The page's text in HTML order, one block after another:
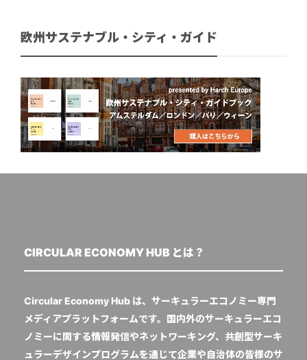
欧州サステナブル・シティ・ガイド
CIRCULAR ECONOMY HUB とは？
Circular Economy Hub は、サーキュラーエコノミー専門
メディアプラットフォームです。国内外のサーキュラーエコ
ノミーに関する情報発信やネットワーキング、共創型サーキ
ュラーデザインプログラムを通じて企業や自治体の皆様のサ